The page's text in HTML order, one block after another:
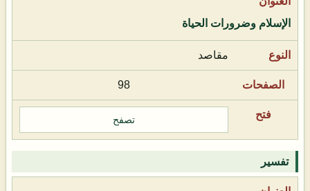
الإسلام وضرورات الحياة
مقاصد
98
تصفح
تفسير